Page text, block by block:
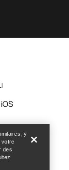
y
votre
des